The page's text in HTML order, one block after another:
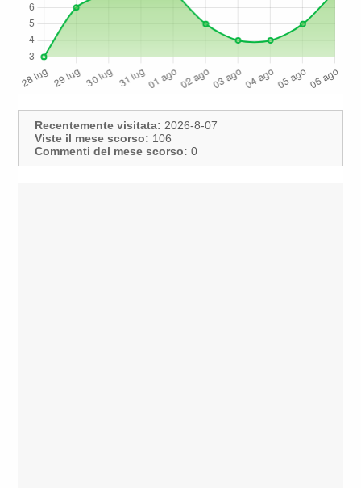
Recentemente visitata: 2026-8-07
Viste il mese scorso: 106
Commenti del mese scorso: 0